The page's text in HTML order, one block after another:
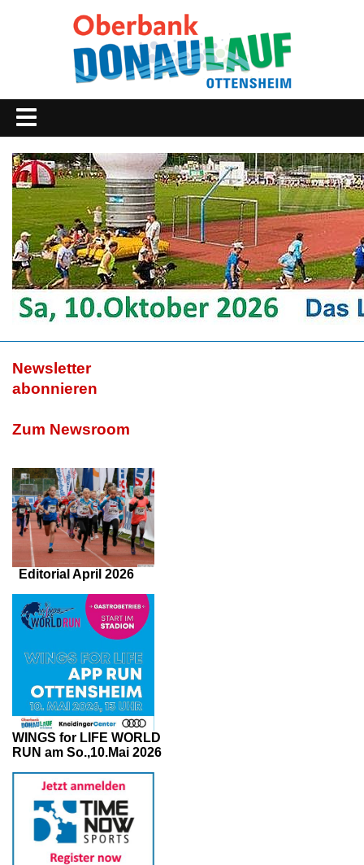
Newsletter
abonnieren
Zum Newsroom
Editorial April 2026
WINGS for LIFE WORLD
RUN am So.,10.Mai 2026